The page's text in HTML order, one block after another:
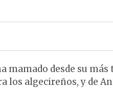
mamado desde su
los algecireños, y de